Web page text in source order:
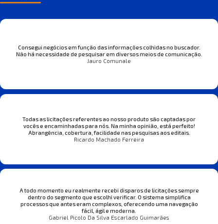
Consegui negócios em função das informações colhidas no buscador.
Não há necessidade de pesquisar em diversos meios de comunicação.
Jauro Comunale
Todas as licitações referentes ao nosso produto são captadas por
vocês e encaminhadas para nós. Na minha opinião, está perfeito!
Abrangência, cobertura, facilidade nas pesquisas aos editais.
Ricardo Machado Ferreira
A todo momento eu realmente recebi disparos de licitações sempre
dentro do segmento que escolhi verificar. O sistema simplifica
processos que antes eram complexos, oferecendo uma navegação
fácil, ágil e moderna.
Gabriel Picolo Da Silva Escarlado Guimarães